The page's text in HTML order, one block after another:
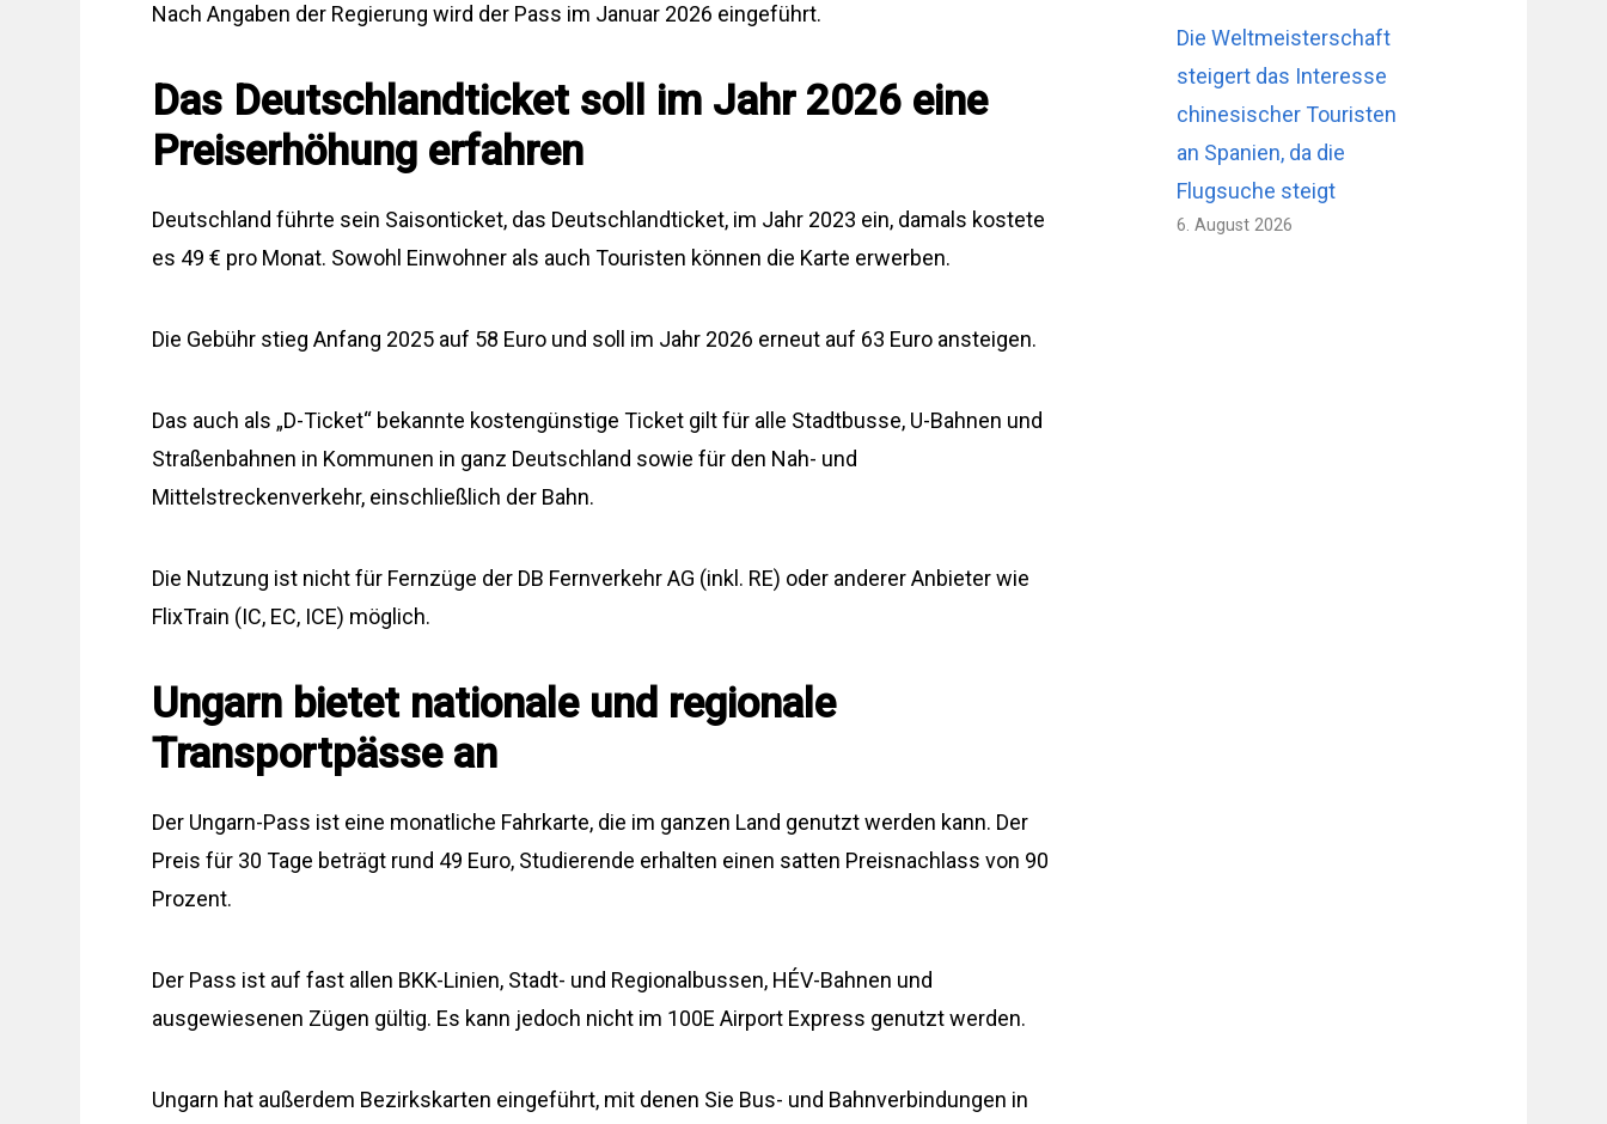
Nach Angaben der Regierung wird der Pass im Januar 2026 eingeführt.
Das Deutschlandticket soll im Jahr 2026 eine
Preiserhöhung erfahren
Deutschland führte sein Saisonticket, das Deutschlandticket, im Jahr 2023 ein, damals kostete
es 49 € pro Monat. Sowohl Einwohner als auch Touristen können die Karte erwerben.
Die Gebühr stieg Anfang 2025 auf 58 Euro und soll im Jahr 2026 erneut auf 63 Euro ansteigen.
Das auch als „D-Ticket“ bekannte kostengünstige Ticket gilt für alle Stadtbusse, U-Bahnen und
Straßenbahnen in Kommunen in ganz Deutschland sowie für den Nah- und
Mittelstreckenverkehr, einschließlich der Bahn.
Die Nutzung ist nicht für Fernzüge der DB Fernverkehr AG (inkl. RE) oder anderer Anbieter wie
FlixTrain (IC, EC, ICE) möglich.
Ungarn bietet nationale und regionale
Transportpässe an
Der Ungarn-Pass ist eine monatliche Fahrkarte, die im ganzen Land genutzt werden kann. Der
Preis für 30 Tage beträgt rund 49 Euro, Studierende erhalten einen satten Preisnachlass von 90
Prozent.
Der Pass ist auf fast allen BKK-Linien, Stadt- und Regionalbussen, HÉV-Bahnen und
ausgewiesenen Zügen gültig. Es kann jedoch nicht im 100E Airport Express genutzt werden.
Ungarn hat außerdem Bezirkskarten eingeführt, mit denen Sie Bus- und Bahnverbindungen in
Die Weltmeisterschaft
steigert das Interesse
chinesischer Touristen
an Spanien, da die
Flugsuche steigt
6. August 2026